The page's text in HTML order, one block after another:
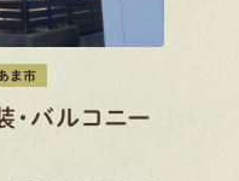
ま市
バルコニー